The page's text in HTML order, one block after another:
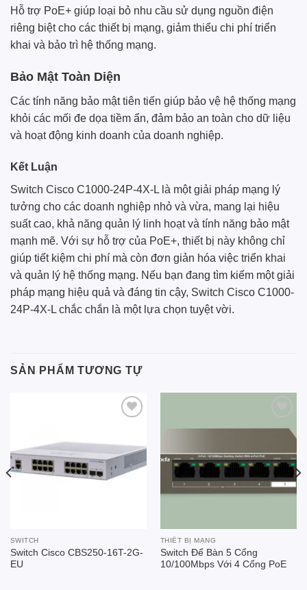
Hỗ trợ PoE+ giúp loại bỏ nhu cầu sử dụng nguồn điện
riêng biệt cho các thiết bị mạng, giảm thiểu chi phí triển
khai và bảo trì hệ thống mạng.
Bảo Mật Toàn Diện
Các tính năng bảo mật tiên tiến giúp bảo vệ hệ thống mạng
khỏi các mối đe dọa tiềm ẩn, đảm bảo an toàn cho dữ liệu
và hoạt động kinh doanh của doanh nghiệp.
Kết Luận
Switch Cisco C1000-24P-4X-L là một giải pháp mạng lý
tưởng cho các doanh nghiệp nhỏ và vừa, mang lại hiệu
suất cao, khả năng quản lý linh hoạt và tính năng bảo mật
mạnh mẽ. Với sự hỗ trợ của PoE+, thiết bị này không chỉ
giúp tiết kiệm chi phí mà còn đơn giản hóa việc triển khai
và quản lý hệ thống mạng. Nếu bạn đang tìm kiếm một giải
pháp mạng hiệu quả và đáng tin cậy, Switch Cisco C1000-
24P-4X-L chắc chắn là một lựa chọn tuyệt vời.
SẢN PHẨM TƯƠNG TỰ
SWITCH
Switch Cisco CBS250-16T-2G-
EU
Add to
THIẾT BỊ MẠNG
Switch Để Bàn 5 Cổng
10/100Mbps Với 4 Cổng PoE